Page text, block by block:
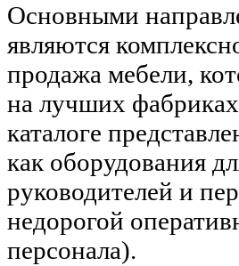
Основными
являются
продажа мебели,
на лучших
каталоге
как оборудования
руководителей и
недорогой
персонала).